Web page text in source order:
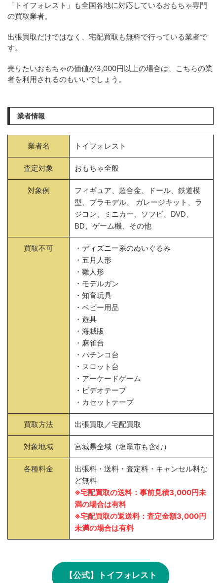
「トイフォレスト」も全国各地に対応しているおもちゃ専門
の買取業者。
出張買取だけではなく、宅配買取も無料で行っている業者で
す。
売りたいおもちゃの価値が3,000円以上の場合は、こちらの業
者を利用されるのもいいでしょう。
業者情報
業者名 トイフォレスト
査定対象 おもちゃ全般
対象例
フィギュア、超合金、ドール、鉄道模
型、プラモデル、 ガレージキット、ラ
ジコン、ミニカー、ソフビ、DVD、
BD、ゲーム機、その他
買取不可
・ディズニー系のぬいぐるみ
・五月人形
・雛人形
・モデルガン
・知育玩具
・ベビー用品
・遊具
・海賊版
・麻雀台
・パチンコ台
・スロット台
・アーケードゲーム
・ビデオテープ
・カセットテープ
買取方法 出張買取／宅配買取
対象地域 宮城県全域（塩竈市も含む）
各種料金
出張料・送料・査定料・キャンセル料な
ど無料
※宅配買取の送料：事前見積3,000円未
満の場合は有料
※宅配買取の返送料：査定金額3,000円
未満の場合は有料
【公式】トイフォレスト